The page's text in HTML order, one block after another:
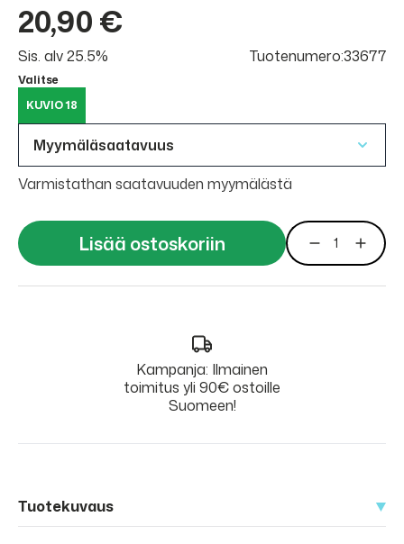
20,90 €
Sis. alv 25.5% Tuotenumero:33677
Valitse
KUVIO 18
Myymäläsaatavuus
Varmistathan saatavuuden myymälästä
Lisää ostoskoriin
Kampanja: Ilmainen
toimitus yli 90€ ostoille
Suomeen!
Tuotekuvaus